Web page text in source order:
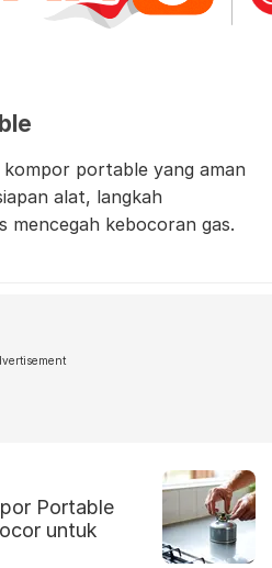
kompor portable yang aman
alat, langkah
mencegah kebocoran gas.
Portable
untuk